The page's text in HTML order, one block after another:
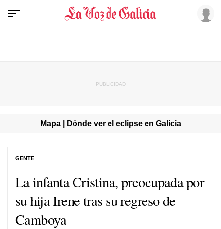
Mapa | Dónde ver el eclipse en Galicia
La infanta Cristina, preocupada por
su hija Irene tras su regreso de
Camboya
GENTE